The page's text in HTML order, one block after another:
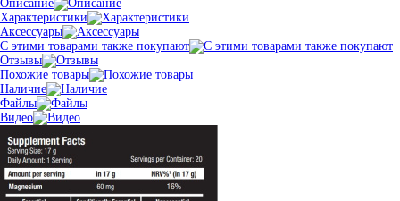
Описание
Характеристики
Аксессуары
С этими товарами также покупают
Отзывы
Похожие товары
Наличие
Файлы
Видео